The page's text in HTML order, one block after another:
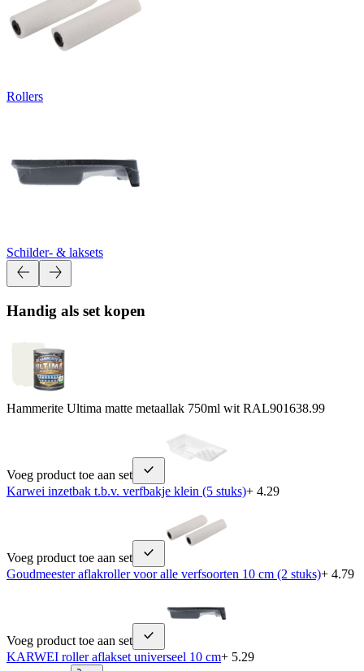
Rollers
Schilder- & laksets
Handig als set kopen
Hammerite Ultima matte metaallak 750ml wit RAL901638.99
Voeg product toe aan set
Karwei inzetbak t.b.v. verfbakje klein (5 stuks)+ 4.29
Voeg product toe aan set
Goudmeester aflakroller voor alle verfsoorten 10 cm (2 stuks)+ 4.79
Voeg product toe aan set
KARWEI roller aflakset universeel 10 cm+ 5.29